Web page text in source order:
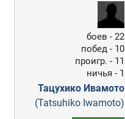
боев - 22
побед - 10
проигр. - 11
ничья - 1
Тацухико Ивамото
(Tatsuhiko Iwamoto)